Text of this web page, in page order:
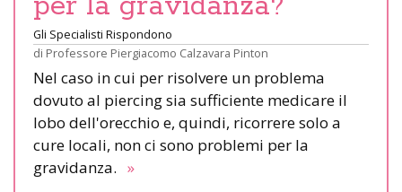
Gli Specialisti Rispondono
di Professore Piergiacomo Calzavara Pinton
Nel caso in cui per risolvere un problema
dovuto al piercing sia sufficiente medicare il
lobo dell'orecchio e, quindi, ricorrere solo a
cure locali, non ci sono problemi per la
gravidanza. »